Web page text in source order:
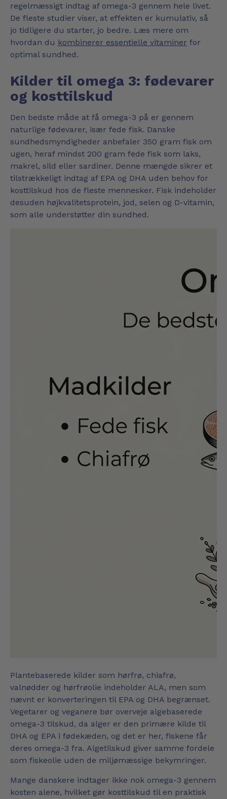
regelmæssigt indtag af omega-3 gennem hele livet.
De fleste studier viser, at effekten er kumulativ, så
jo tidligere du starter, jo bedre. Læs mere om
hvordan du kombinerer essentielle vitaminer for
optimal sundhed.
Kilder til omega 3: fødevarer
og kosttilskud
Den bedste måde at få omega-3 på er gennem
naturlige fødevarer, især fede fisk. Danske
sundhedsmyndigheder anbefaler 350 gram fisk om
ugen, heraf mindst 200 gram fede fisk som laks,
makrel, sild eller sardiner. Denne mængde sikrer et
tilstrækkeligt indtag af EPA og DHA uden behov for
kosttilskud hos de fleste mennesker. Fisk indeholder
desuden højkvalitetsprotein, jod, selen og D-vitamin,
som alle understøtter din sundhed.
Plantebaserede kilder som hørfrø, chiafrø,
valnødder og hørfrøolie indeholder ALA, men som
nævnt er konverteringen til EPA og DHA begrænset.
Vegetarer og veganere bør overveje algebaserede
omega-3 tilskud, da alger er den primære kilde til
DHA og EPA i fødekæden, og det er her, fiskene får
deres omega-3 fra. Algetilskud giver samme fordele
som fiskeolie uden de miljømæssige bekymringer.
Mange danskere indtager ikke nok omega-3 gennem
kosten alene, hvilket gør kosttilskud til en praktisk